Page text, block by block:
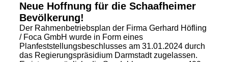
Neue Hoffnung für die Schaafheimer
Bevölkerung!
Der Rahmenbetriebsplan der Firma Gerhard Höfling
/ Foca GmbH wurde in Form eines
Planfeststellungsbeschlusses am 31.01.2024 durch
das Regierungspräsidium Darmstadt zugelassen.